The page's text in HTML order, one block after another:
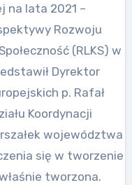
na lata 2021 –
Rozwoju
(RLKS) w
Dyrektor
p. Rafał
Koordynacji
województwa
się w tworzenie
tworzona.